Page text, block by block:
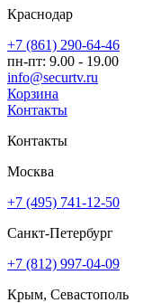
Краснодар
+7 (861) 290-64-46
пн-пт: 9.00 - 19.00
info@securtv.ru
Корзина
Контакты
Контакты
Москва
+7 (495) 741-12-50
Санкт-Петербург
+7 (812) 997-04-09
Крым, Севастополь